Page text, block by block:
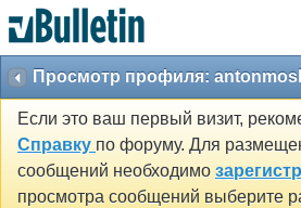
Просмотр профиля:
Если это ваш первый визит,
Справку по форуму. Для
сообщений необходимо
просмотра сообщений выберите